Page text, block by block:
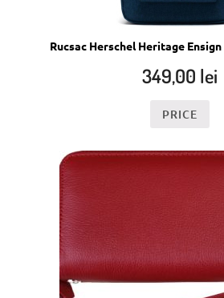
Rucsac Herschel Heritage
349,00 lei
PRICE